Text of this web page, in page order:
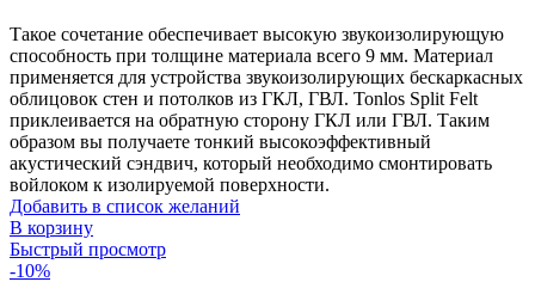
Такое сочетание обеспечивает высокую звукоизолирующую
способность при толщине материала всего 9 мм. Материал
применяется для устройства звукоизолирующих бескаркасных
облицовок стен и потолков из ГКЛ, ГВЛ. Tonlos Split Felt
приклеивается на обратную сторону ГКЛ или ГВЛ. Таким
образом вы получаете тонкий высокоэффективный
акустический сэндвич, который необходимо смонтировать
войлоком к изолируемой поверхности.
Добавить в список желаний
В корзину
Быстрый просмотр
-10%